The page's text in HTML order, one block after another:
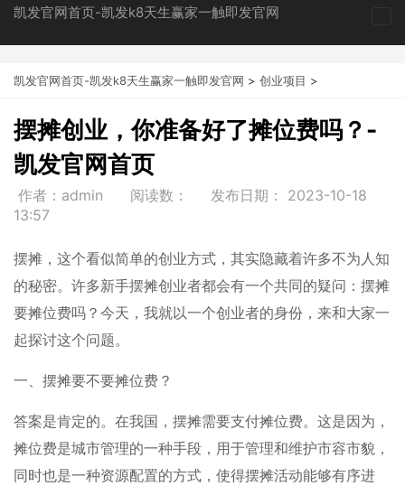
凯发官网首页-凯发k8天生赢家一触即发官网
凯发官网首页-凯发k8天生赢家一触即发官网 > 创业项目 >
摆摊创业，你准备好了摊位费吗？-
凯发官网首页
作者：admin 阅读数： 发布日期： 2023-10-18
13:57
摆摊，这个看似简单的创业方式，其实隐藏着许多不为人知
的秘密。许多新手摆摊创业者都会有一个共同的疑问：摆摊
要摊位费吗？今天，我就以一个创业者的身份，来和大家一
起探讨这个问题。
一、摆摊要不要摊位费？
答案是肯定的。在我国，摆摊需要支付摊位费。这是因为，
摊位费是城市管理的一种手段，用于管理和维护市容市貌，
同时也是一种资源配置的方式，使得摆摊活动能够有序进